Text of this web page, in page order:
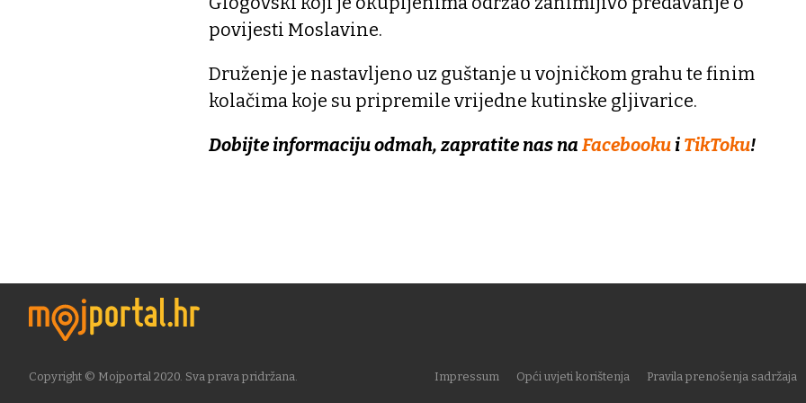
povijesti Moslavine.
Druženje je nastavljeno uz guštanje u vojničkom grahu te finim
kolačima koje su pripremile vrijedne kutinske gljivarice.
Dobijte informaciju odmah, zapratite nas na Facebooku i TikToku!
Copyright © Mojportal 2020. Sva prava pridržana. Impressum Opći uvjeti korištenja Pravila prenošenja sadržaja